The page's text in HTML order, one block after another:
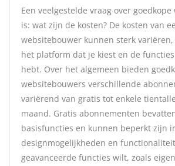
Een veelgestelde vraag over
is: wat zijn de kosten? De kosten van
websitebouwer kunnen sterk
het platform dat je kiest en de
hebt. Over het algemeen bieden
websitebouwers verschillende
variërend van gratis tot enkele
maand. Gratis abonnementen
basisfuncties en kunnen beperkt zijn
designmogelijkheden en
geavanceerde functies wilt, zoals